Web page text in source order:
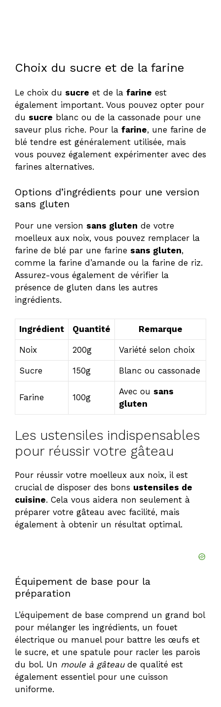
Choix du sucre et de la farine
Le choix du sucre et de la farine est
également important. Vous pouvez opter pour
du sucre blanc ou de la cassonade pour une
saveur plus riche. Pour la farine, une farine de
blé tendre est généralement utilisée, mais
vous pouvez également expérimenter avec des
farines alternatives.
Options d’ingrédients pour une version
sans gluten
Pour une version sans gluten de votre
moelleux aux noix, vous pouvez remplacer la
farine de blé par une farine sans gluten,
comme la farine d’amande ou la farine de riz.
Assurez-vous également de vérifier la
présence de gluten dans les autres
ingrédients.
Ingrédient Quantité Remarque
Noix 200g Variété selon choix
Sucre 150g Blanc ou cassonade
Farine 100g
Avec ou sans
gluten
Les ustensiles indispensables
pour réussir votre gâteau
Pour réussir votre moelleux aux noix, il est
crucial de disposer des bons ustensiles de
cuisine. Cela vous aidera non seulement à
préparer votre gâteau avec facilité, mais
également à obtenir un résultat optimal.
Équipement de base pour la
préparation
L’équipement de base comprend un grand bol
pour mélanger les ingrédients, un fouet
électrique ou manuel pour battre les œufs et
le sucre, et une spatule pour racler les parois
du bol. Un moule à gâteaude qualité est
également essentiel pour une cuisson
uniforme.